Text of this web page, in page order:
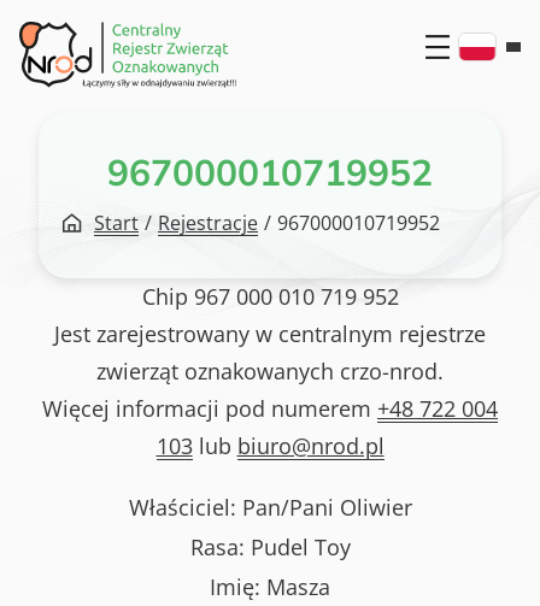
Przejdź
do
treści
967000010719952
Start / Rejestracje / 967000010719952
Chip 967 000 010 719 952
Jest zarejestrowany w centralnym rejestrze
zwierząt oznakowanych crzo-nrod.
Więcej informacji pod numerem +48 722 004
103lub biuro@nrod.pl
Właściciel: Pan/Pani Oliwier
Rasa: Pudel Toy
Imię: Masza